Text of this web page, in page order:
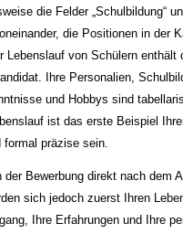
die Felder „Schulbildung“
die Positionen in der
Lebenslauf von Schülern enthält
Ihre Personalien,
und Hobbys sind
ist das erste Beispiel
formal präzise sein.
Bewerbung direkt nach dem
sich jedoch zuerst Ihren
Ihre Erfahrungen und Ihre